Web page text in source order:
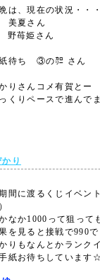
は、現在の状況・・
夏さん
苺姫さん
待ち ③の㌍ さん
りさんコメ有賀とー
くりペースで進んで
かり
間に渡るくじイベン
なか1000って狙って
を見ると接戦で990
りもなんとかランク
紙お待ちしていま